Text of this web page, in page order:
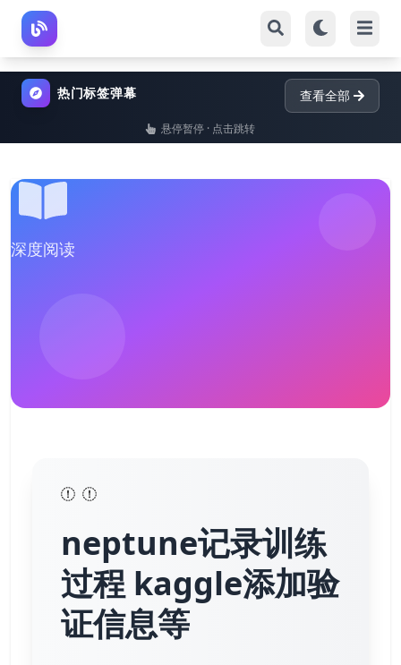
热门标签弹幕 查看全部
悬停暂停 · 点击跳转
深度阅读
neptune记录训练
过程 kaggle添加验
证信息等